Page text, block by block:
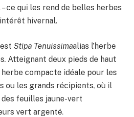
ce qui les rend de belles herbes
hivernal.
Stipa Tenuissimaalias l’herbe
Atteignant deux pieds de haut
herbe compacte idéale pour les
ou les grands récipients, où il
feuilles jaune-vert
vert argenté.